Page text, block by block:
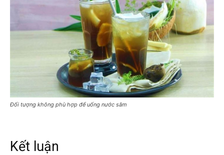
Đối tượng không phù hợp để uống nước sâm
Kết luận